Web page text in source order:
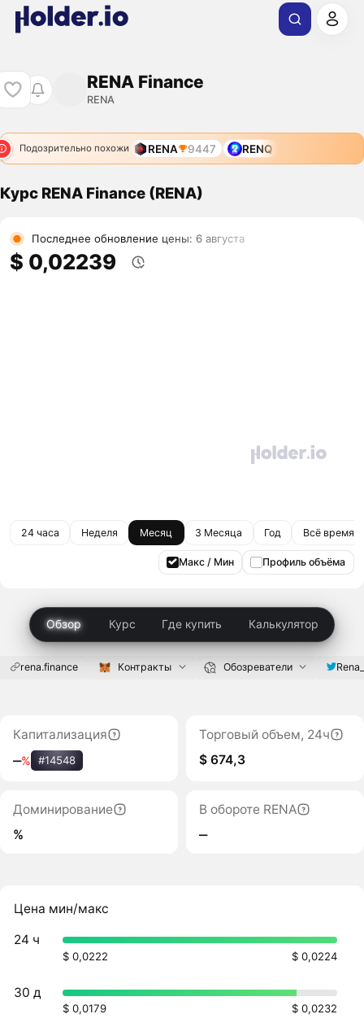
RENA Finance
RENA
Подозрительно похожи RENA 9447 RENQ
Курс RENA Finance (RENA)
Последнее обновление цены: 6 августа
$ 0,02239
24 часа Неделя Месяц 3 Месяца Год Всё время
Макс / Мин Профиль объёма
Обзор Курс Где купить Калькулятор
rena.finance Контракты Обозреватели
Капитализация
‒% #14548
Торговый объем, 24ч
$ 674,3
Доминирование
%
В обороте RENA
‒
Цена мин/макс
24 ч
$ 0,0222 $ 0,0224
30 д
$ 0,0179 $ 0,0232